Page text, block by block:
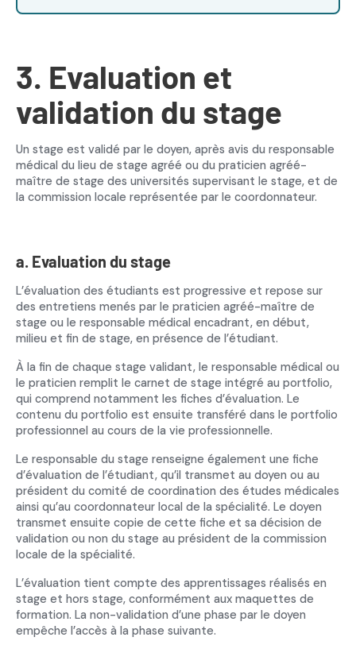
3. Evaluation et
validation du stage
Un stage est validé par le doyen, après avis du responsable
médical du lieu de stage agréé ou du praticien agréé-
maître de stage des universités supervisant le stage, et de
la commission locale représentée par le coordonnateur.
a. Evaluation du stage
L’évaluation des étudiants est progressive et repose sur
des entretiens menés par le praticien agréé-maître de
stage ou le responsable médical encadrant, en début,
milieu et fin de stage, en présence de l’étudiant.
À la fin de chaque stage validant, le responsable médical ou
le praticien remplit le carnet de stage intégré au portfolio,
qui comprend notamment les fiches d’évaluation. Le
contenu du portfolio est ensuite transféré dans le portfolio
professionnel au cours de la vie professionnelle.
Le responsable du stage renseigne également une fiche
d’évaluation de l’étudiant, qu’il transmet au doyen ou au
président du comité de coordination des études médicales
ainsi qu’au coordonnateur local de la spécialité. Le doyen
transmet ensuite copie de cette fiche et sa décision de
validation ou non du stage au président de la commission
locale de la spécialité.
L’évaluation tient compte des apprentissages réalisés en
stage et hors stage, conformément aux maquettes de
formation. La non-validation d’une phase par le doyen
empêche l’accès à la phase suivante.